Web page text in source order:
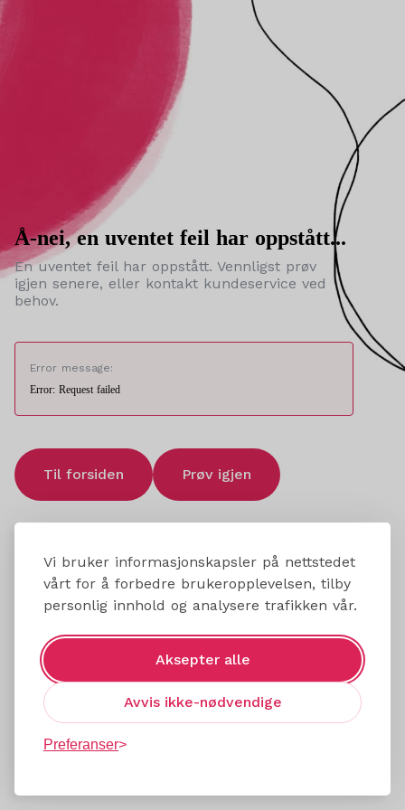
Vi bruker informasjonskapsler på nettstedet
vårt for å forbedre brukeropplevelsen, tilby
personlig innhold og analysere trafikken vår.
Aksepter alle
Avvis ikke-nødvendige
Preferanser
Å-nei, en uventet feil har oppstått...
En uventet feil har oppstått. Vennligst prøv
igjen senere, eller kontakt kundeservice ved
behov.
Error message:
Error: Request failed
Til forsiden Prøv igjen